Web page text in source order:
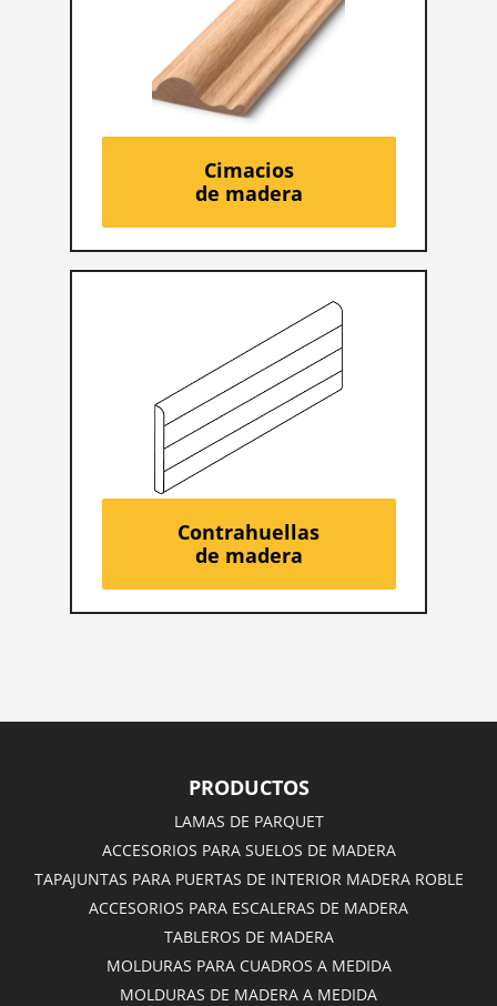
Cimacios
de madera
Contrahuellas
de madera
PRODUCTOS
LAMAS DE PARQUET
ACCESORIOS PARA SUELOS DE MADERA
TAPAJUNTAS PARA PUERTAS DE INTERIOR MADERA ROBLE
ACCESORIOS PARA ESCALERAS DE MADERA
TABLEROS DE MADERA
MOLDURAS PARA CUADROS A MEDIDA
MOLDURAS DE MADERA A MEDIDA